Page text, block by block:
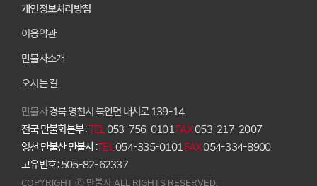
개인정보처리방침
이용약관
만불사소개
오시는 길
만불사경북 영천시 북안면 내서로 139-14
전국 만불회본부 :TEL053-756-0101FAX053-217-2007
영천 만불산 만불사 :TEL054-335-0101FAX054-334-8900
고유번호 :505-82-62337
COPYRIGHT Ⓒ 만불사 ALL RIGHTS RESERVED.